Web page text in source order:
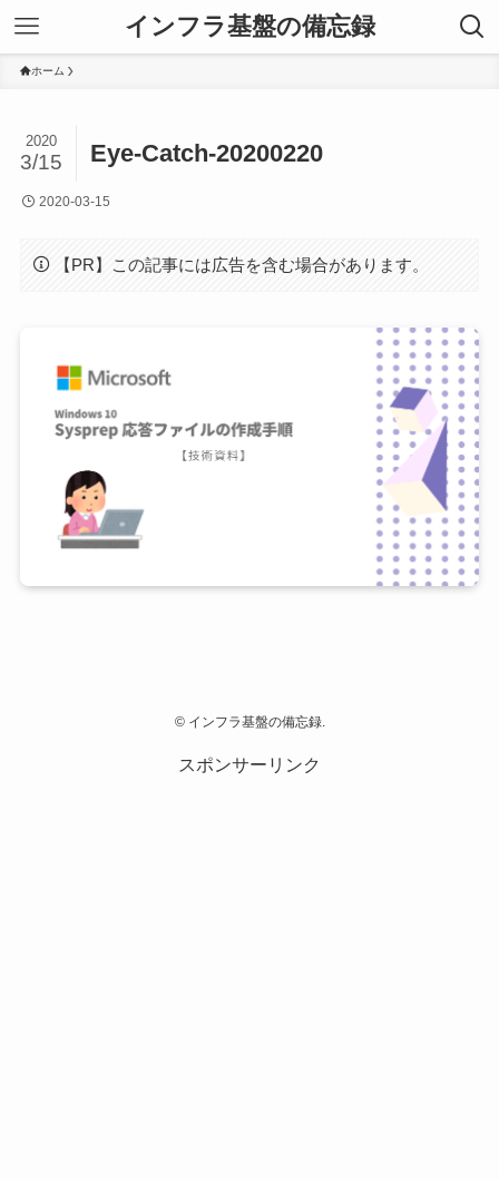
インフラ基盤の備忘録
ホーム
Eye-Catch-20200220
2020
3/15
2020-03-15
【PR】この記事には広告を含む場合があります。
©インフラ基盤の備忘録.
スポンサーリンク